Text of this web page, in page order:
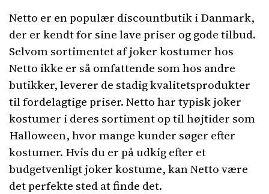
Netto er en populær discountbutik i Danmark,
der er kendt for sine lave priser og gode tilbud.
Selvom sortimentet af joker kostumer hos
Netto ikke er så omfattende som hos andre
butikker, leverer de stadig kvalitetsprodukter
til fordelagtige priser. Netto har typisk joker
kostumer i deres sortiment op til højtider som
Halloween, hvor mange kunder søger efter
kostumer. Hvis du er på udkig efter et
budgetvenligt joker kostume, kan Netto være
det perfekte sted at finde det.